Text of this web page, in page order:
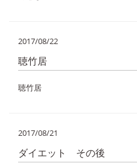
2017/08/22
聴竹居
聴竹居
2017/08/21
ダイエット その後